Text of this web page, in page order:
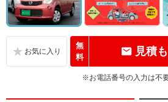
無
料
見積
※お電話番号の入力は不要